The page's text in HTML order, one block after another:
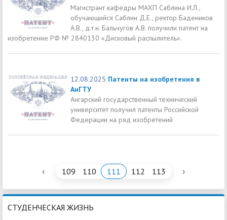
Магистрант кафедры МАХП Саблина И.Л.,
обучающийся Саблин Д.Е., ректор Бадеников
А.В., д.т.н. Бальчугов А.В. получили патент на
изобретение РФ № 2840130 «Дисковый распылитель».
12.08.2025 Патенты на изобретения в
АнГТУ
Ангарский государственный технический
университет получил патенты Российской
Федерации на ряд изобретений
‹ 109 110 111 112 113 ›
СТУДЕНЧЕСКАЯ ЖИЗНЬ